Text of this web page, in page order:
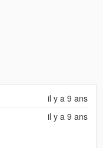
il y a 9 ans
il y a 9 ans